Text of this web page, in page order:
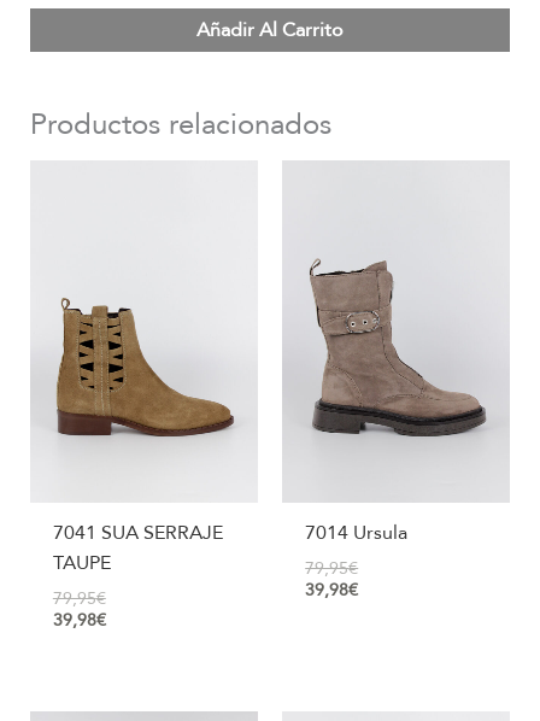
Añadir Al Carrito
Productos relacionados
7041 SUA SERRAJE
TAUPE
79,95€
39,98€
7014 Ursula
79,95€
39,98€